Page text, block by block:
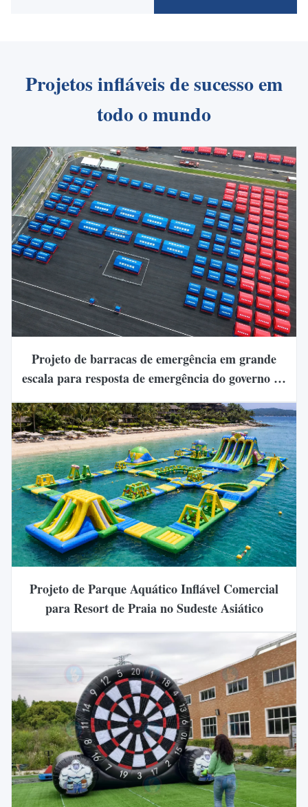
Projetos infláveis ​​de sucesso em
todo o mundo
Projeto de barracas de emergência em grande
escala para resposta de emergência do governo na
Projeto de Parque Aquático Inflável Comercial
para Resort de Praia no Sudeste Asiático